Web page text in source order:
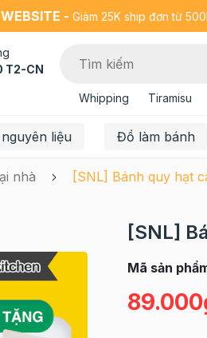
- Giảm 25K ship đơn từ
T2-CN
Whipping Tiramisu
liệu Đồ làm bánh
nhà [SNL] Bánh quy hạt
[SNL]
Mã sản